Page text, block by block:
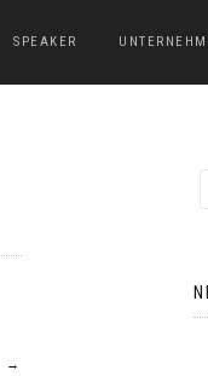
SPEAKER
→